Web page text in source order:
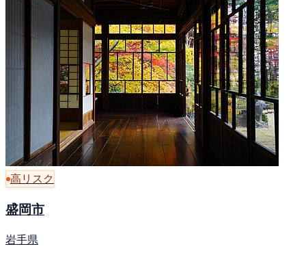
高リスク
盛岡市
岩手県